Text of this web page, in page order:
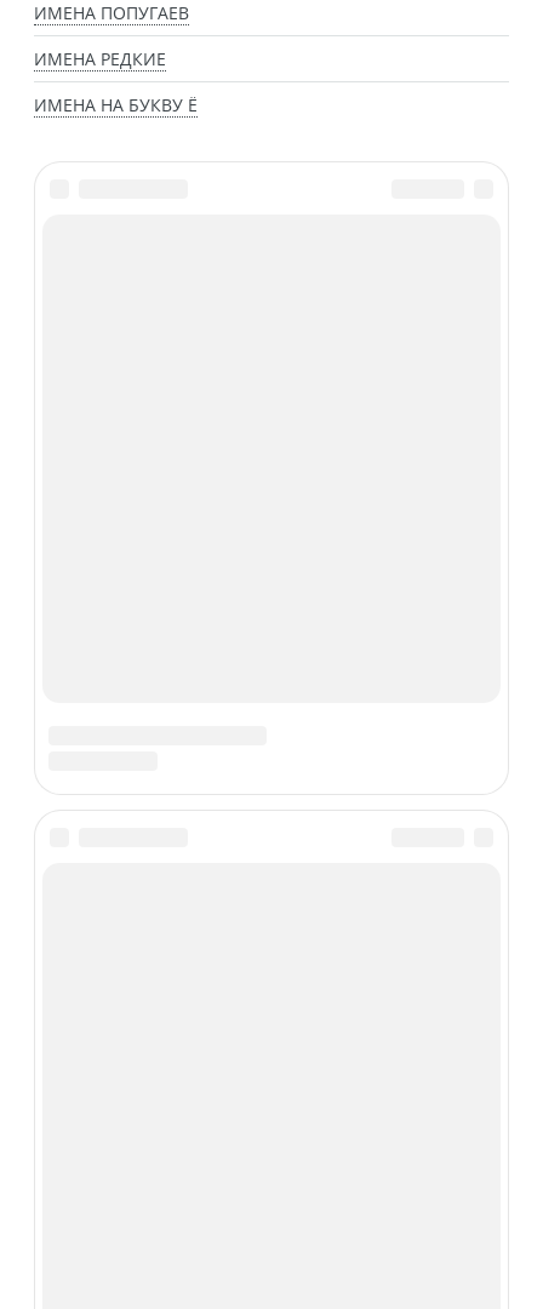
ИМЕНА ПОПУГАЕВ
ИМЕНА РЕДКИЕ
ИМЕНА НА БУКВУ Ё